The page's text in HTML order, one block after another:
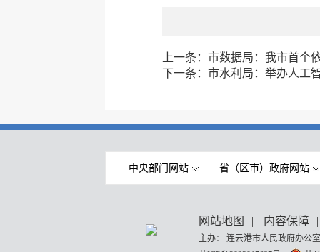
上一条： 市数据局：我市首个
下一条： 市水利局：举办人工
中央部门网站 省（区市）政府网站
网站地图 | 内容保障 |
主办： 连云港市人民政府办